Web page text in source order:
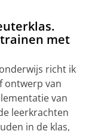
met
richt ik
ontwerp van
van
leerkrachten
in de klas,